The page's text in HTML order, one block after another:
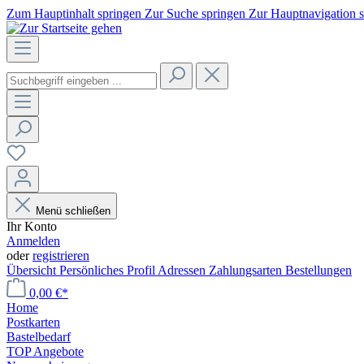
Zum Hauptinhalt springen Zur Suche springen Zur Hauptnavigation
Menü schließen
Ihr Konto
Anmelden
oderregistrieren
Übersicht Persönliches Profil Adressen Zahlungsarten Bestellungen
0,00 €*
Home
Postkarten
Bastelbedarf
TOP Angebote